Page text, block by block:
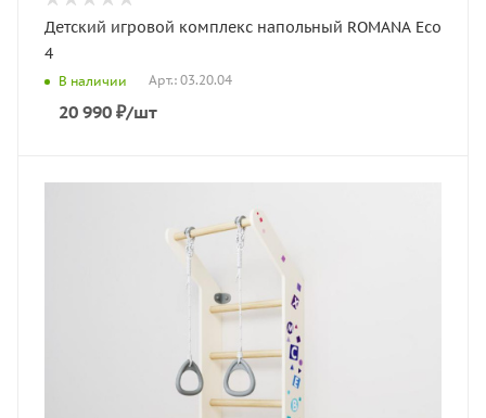
Детский игровой комплекс напольный ROMANA Eco
4
В наличии Арт.: 03.20.04
20 990 ₽/шт